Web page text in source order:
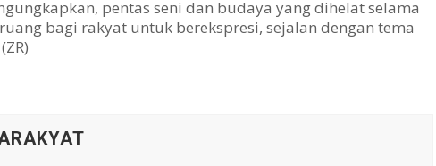
pentas seni dan budaya yang dihelat selama
bagi rakyat untuk berekspresi, sejalan dengan tema